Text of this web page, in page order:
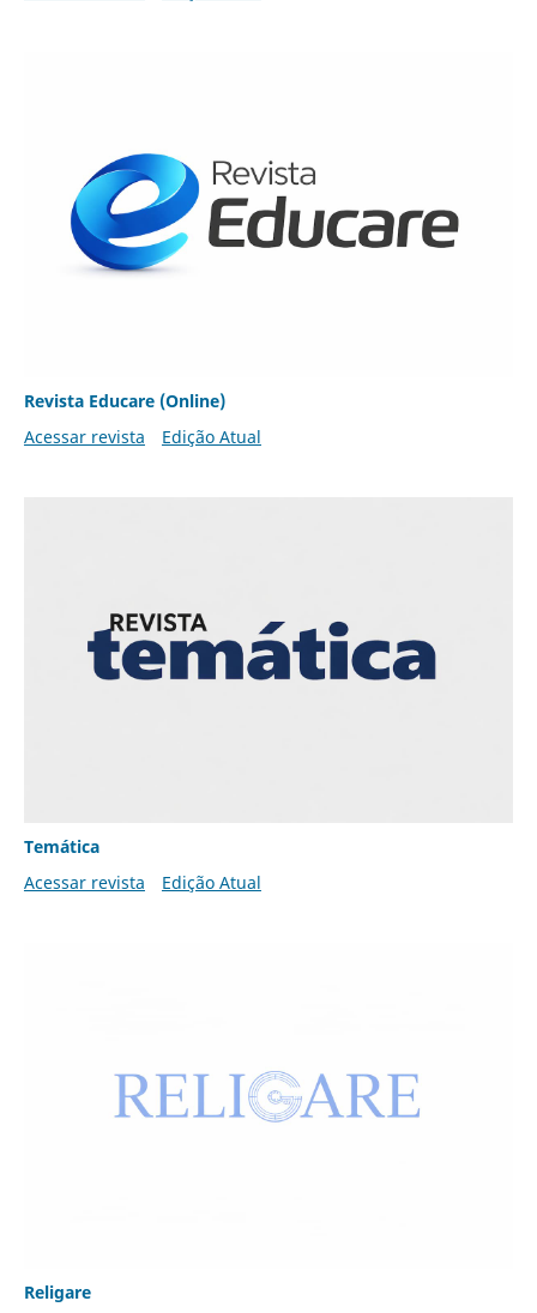
Revista Educare (Online)
Acessar revista
Edição Atual
Temática
Acessar revista
Edição Atual
Religare